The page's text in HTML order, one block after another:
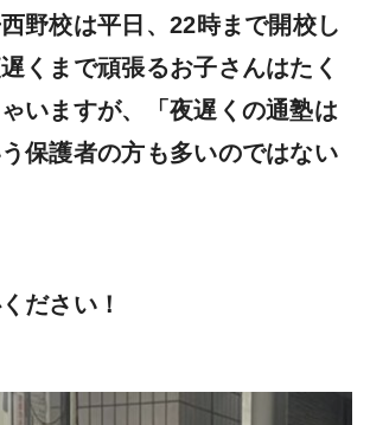
野校は平日、22時まで開校し
くまで頑張るお子さんはたく
いますが、「夜遅くの通塾は
保護者の方も多いのではない
ださい！